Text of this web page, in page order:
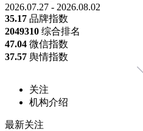
2026.07.27 - 2026.08.02
35.17 品牌指数
2049310 综合排名
47.04 微信指数
37.57 舆情指数
关注
机构介绍
最新关注